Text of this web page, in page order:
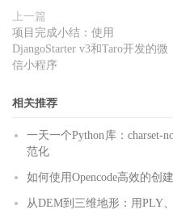
上一篇
项目完成小结：使用
DjangoStarter v3和Taro开发的微
信小程序
相关推荐
一天一个Python库：charset-
范化
如何使用Opencode高效的创
从DEM到三维地形：用PLY